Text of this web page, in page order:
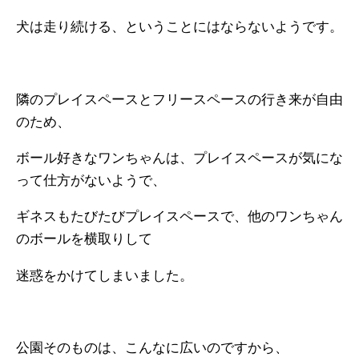
犬は走り続ける、ということにはならないようです。
隣のプレイスペースとフリースペースの行き来が自由
のため、
ボール好きなワンちゃんは、プレイスペースが気にな
って仕方がないようで、
ギネスもたびたびプレイスペースで、他のワンちゃん
のボールを横取りして
迷惑をかけてしまいました。
公園そのものは、こんなに広いのですから、